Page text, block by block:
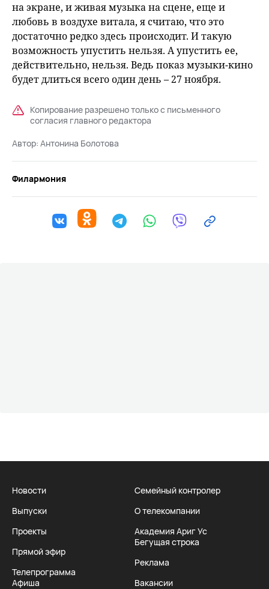
на экране, и живая музыка на сцене, еще и
любовь в воздухе витала, я считаю, что это
достаточно редко здесь происходит. И такую
возможность упустить нельзя. А упустить ее,
действительно, нельзя. Ведь показ музыки-кино
будет длиться всего один день – 27 ноября.
Копирование разрешено только с письменного
согласия главного редактора
Автор: Антонина Болотова
Филармония
Новости
Выпуски
Проекты
Прямой эфир
Телепрограмма
Афиша
Семейный контролер
О телекомпании
Академия Ариг Ус
Бегущая строка
Реклама
Вакансии